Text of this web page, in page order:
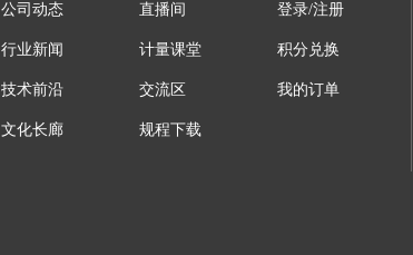
公司动态
行业新闻
技术前沿
文化长廊
直播间
计量课堂
交流区
规程下载
登录/注册
积分兑换
我的订单